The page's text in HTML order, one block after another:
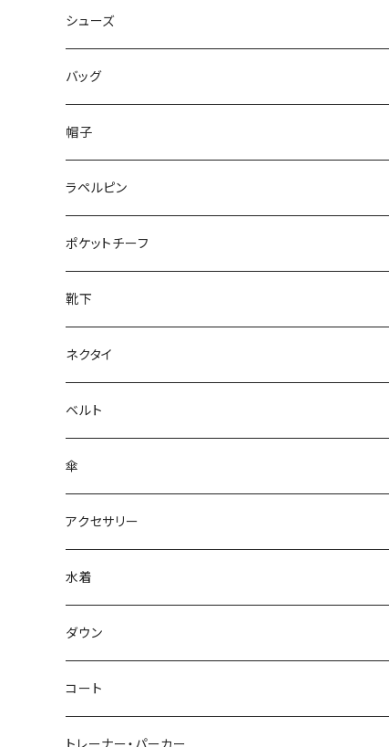
50/XL～
48/L
50/XL～
46/M
48/L
50/XL～
～44/S
46/M
48/L
50/XL～
シューズ
～25.5cm
26cm～
27cm～
28cm～
バッグ
帽子
ラペルピン
ポケットチーフ
靴下
ネクタイ
ベルト
傘
アクセサリー
水着
～44/S
46/M
48/L
ダウン
～44/S
46/M
コート
～44/S